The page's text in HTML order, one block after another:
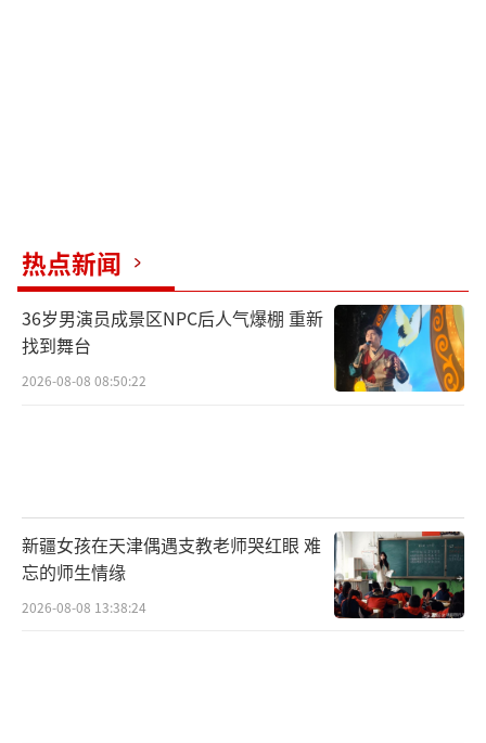
热点新闻
36岁男演员成景区NPC后人气爆棚 重新
找到舞台
2026-08-08 08:50:22
新疆女孩在天津偶遇支教老师哭红眼 难
忘的师生情缘
2026-08-08 13:38:24